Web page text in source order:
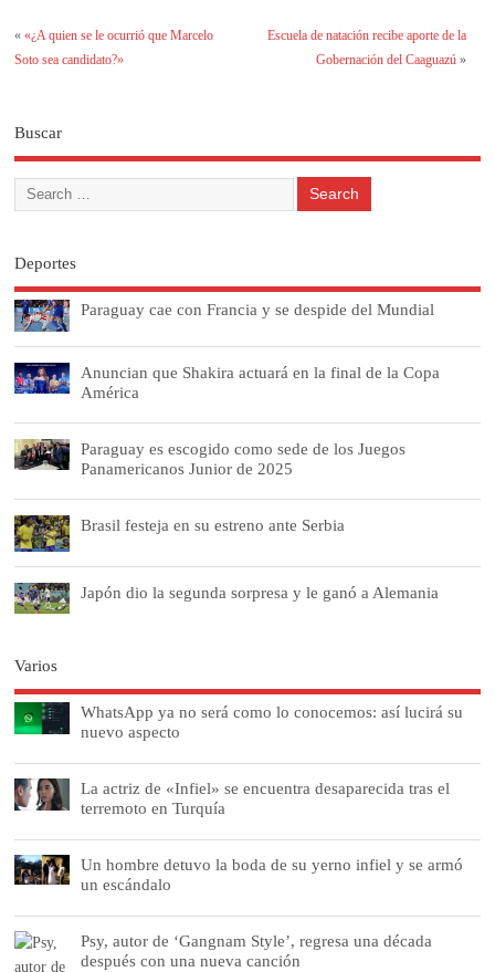
««¿A quien se le ocurrió que Marcelo
Soto sea candidato?»
Escuela de natación recibe aporte de la
Gobernación del Caaguazú »
Buscar
Deportes
Paraguay cae con Francia y se despide del Mundial
Anuncian que Shakira actuará en la final de la Copa
América
Paraguay es escogido como sede de los Juegos
Panamericanos Junior de 2025
Brasil festeja en su estreno ante Serbia
Japón dio la segunda sorpresa y le ganó a Alemania
Varios
WhatsApp ya no será como lo conocemos: así lucirá su
nuevo aspecto
La actriz de «Infiel» se encuentra desaparecida tras el
terremoto en Turquía
Un hombre detuvo la boda de su yerno infiel y se armó
un escándalo
Psy, autor de ‘Gangnam Style’, regresa una década
después con una nueva canción